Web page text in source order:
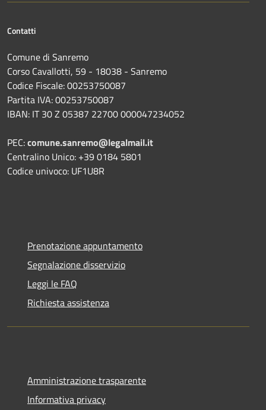
Contatti
Comune di Sanremo
Corso Cavallotti, 59 - 18038 - Sanremo
Codice Fiscale: 00253750087
Partita IVA: 00253750087
IBAN: IT 30 Z 05387 22700 000047234052
PEC:comune.sanremo@legalmail.it
Centralino Unico: +39 0184 5801
Codice univoco: UF1U8R
Prenotazione appuntamento
Segnalazione disservizio
Leggi le FAQ
Richiesta assistenza
Amministrazione trasparente
Informativa privacy